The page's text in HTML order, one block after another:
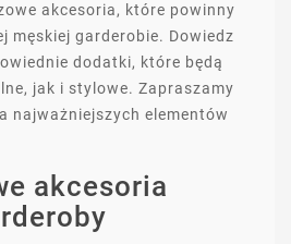
akcesoria, które powinny
męskiej garderobie. Dowiedz
dodatki, które będą
jak i stylowe. Zapraszamy
najważniejszych elementów
akcesoria